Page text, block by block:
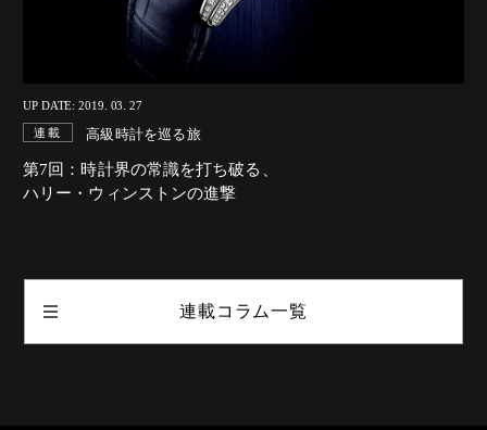
UP DATE: 2019. 03. 27
連載 高級時計を巡る旅
第7回：時計界の常識を打ち破る、
ハリー・ウィンストンの進撃
連載コラム一覧